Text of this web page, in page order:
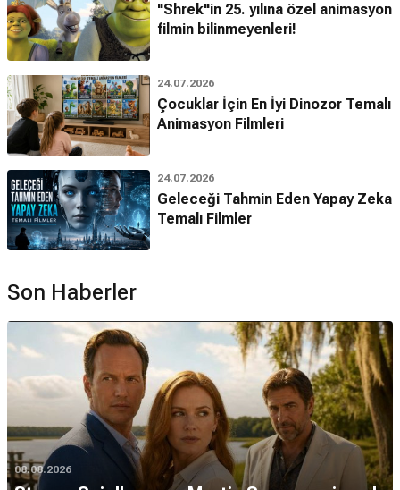
"Shrek"in 25. yılına özel animasyon
filmin bilinmeyenleri!
24.07.2026
Çocuklar İçin En İyi Dinozor Temalı
Animasyon Filmleri
24.07.2026
Geleceği Tahmin Eden Yapay Zeka
Temalı Filmler
Son Haberler
08.08.2026